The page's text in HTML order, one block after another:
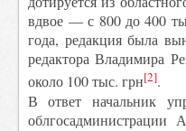
вдвое — с 800 до 400
года, редакция была
редактора Владимира
около 100 тыс. грн[2].
В ответ начальник